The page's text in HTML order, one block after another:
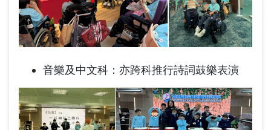
音樂及中文科：亦跨科推行詩詞鼓樂表演